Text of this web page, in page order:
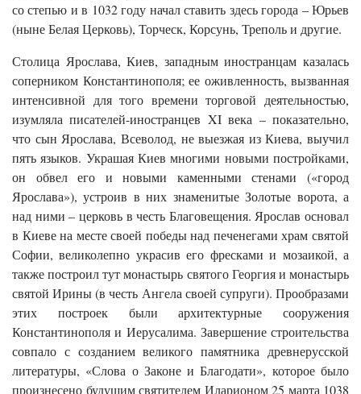
со степью и в 1032 году начал ставить здесь города – Юрьев
(ныне Белая Церковь), Торческ, Корсунь, Треполь и другие.
Столица Ярослава, Киев, западным иностранцам казалась
соперником Константинополя; ее оживленность, вызванная
интенсивной для того времени торговой деятельностью,
изумляла писателей-иностранцев XI века – показательно,
что сын Ярослава, Всеволод, не выезжая из Киева, выучил
пять языков. Украшая Киев многими новыми постройками,
он обвел его и новыми каменными стенами («город
Ярослава»), устроив в них знаменитые Золотые ворота, а
над ними – церковь в честь Благовещения. Ярослав основал
в Киеве на месте своей победы над печенегами храм святой
Софии, великолепно украсив его фресками и мозаикой, а
также построил тут монастырь святого Георгия и монастырь
святой Ирины (в честь Ангела своей супруги). Прообразами
этих построек были архитектурные сооружения
Константинополя и Иерусалима. Завершение строительства
совпало с созданием великого памятника древнерусской
литературы, «Слова о Законе и Благодати», которое было
произнесено будущим святителем Иларионом 25 марта 1038